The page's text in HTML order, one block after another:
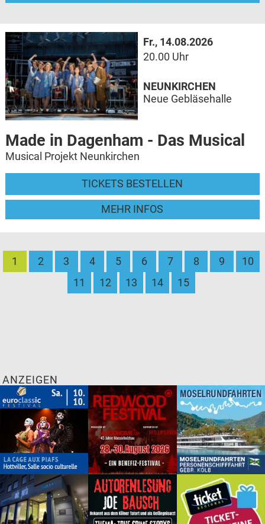
Fr., 14.08.2026
20.00 Uhr
Made in Dagenham - Das Musical
Musical Projekt Neunkirchen
TICKETS BESTELLEN
MEHR INFOS
NEUNKIRCHEN
Neue Gebläsehalle
1 2 3 4 5 6 7 8 9
10
11
12 13 14 15
ANZEIGEN